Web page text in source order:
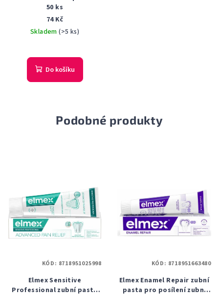
50 ks
74 Kč
Skladem(>5 ks)
Do košíku
Podobné produkty
Elmex Sensitive
Professional zubní pasta
KÓD: 8718951025998
Elmex Enamel Repair zubní
pasta pro posílení zubní
KÓD: 8718951663480